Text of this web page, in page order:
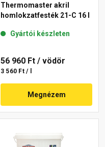
Thermomaster akril
homlokzatfesték 21-C 16 l
Gyártói készleten
56 960 Ft / vödör
3 560 Ft / l
Megnézem